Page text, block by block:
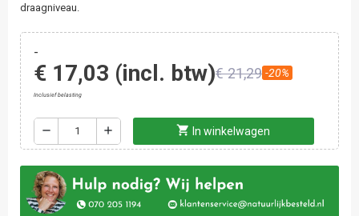
draagniveau.
-
€ 17,03 (incl. btw)€ 21,29 -20%
Inclusief belasting
remove add shopping_cart In winkelwagen